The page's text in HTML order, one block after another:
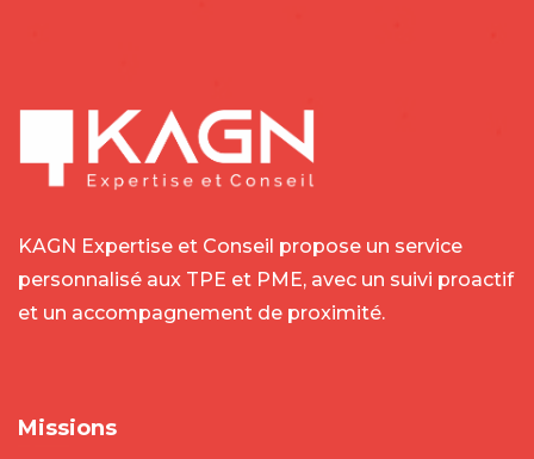
KAGN Expertise et Conseil propose un service
personnalisé aux TPE et PME, avec un suivi proactif
et un accompagnement de proximité.
Missions